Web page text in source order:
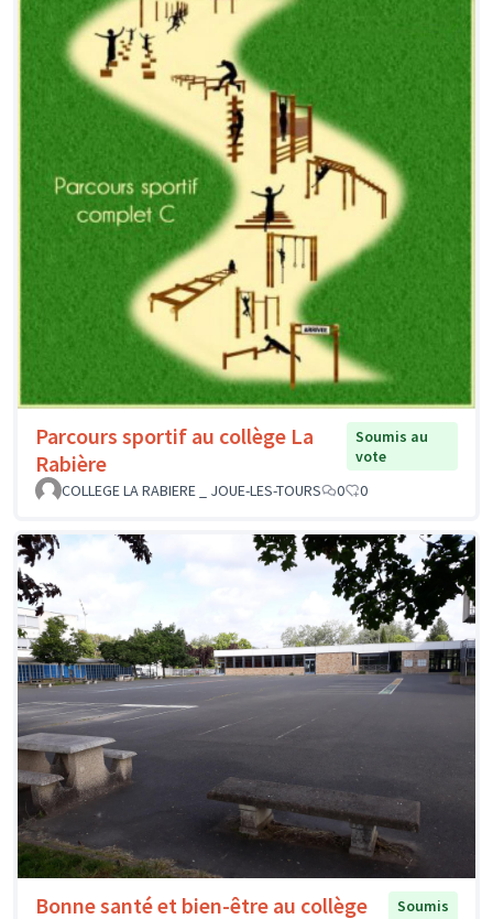
Parcours sportif au collège La
Rabière
Soumis au
vote
COLLEGE LA RABIERE _ JOUE-LES-TOURS
0 0
Bonne santé et bien-être au collège
Soumis